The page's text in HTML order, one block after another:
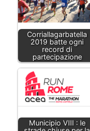
Corriallagarbatella
2019 batte ogni
record di
partecipazione
Municipio VIII : le